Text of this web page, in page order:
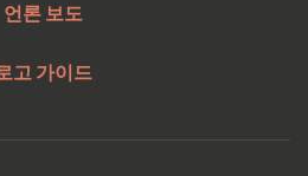
언론 보도
고 가이드